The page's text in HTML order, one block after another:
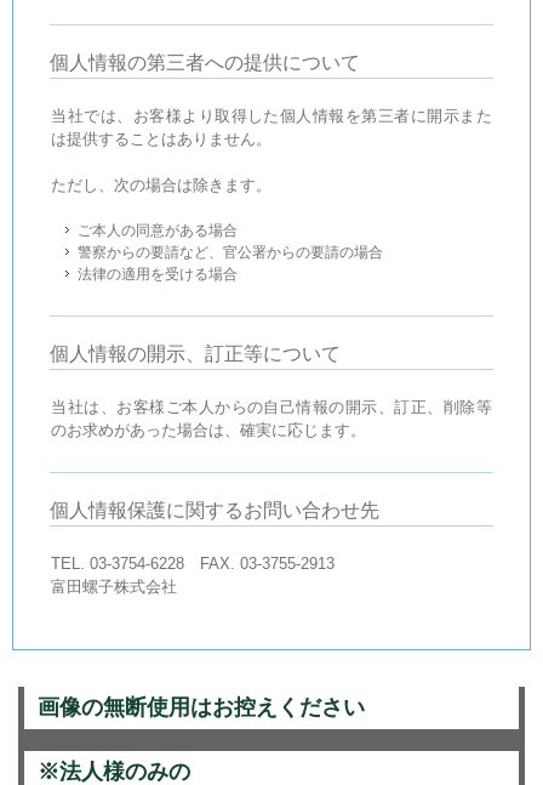
個人情報の第三者への提供について
当社では、お客様より取得した個人情報を第三者に開示また
は提供することはありません。
ただし、次の場合は除きます。
ご本人の同意がある場合
警察からの要請など、官公署からの要請の場合
法律の適用を受ける場合
個人情報の開示、訂正等について
当社は、お客様ご本人からの自己情報の開示、訂正、削除等
のお求めがあった場合は、確実に応じます。
個人情報保護に関するお問い合わせ先
TEL. 03-3754-6228 FAX. 03-3755-2913
富田螺子株式会社
画像の無断使用はお控えください
※法人様のみの